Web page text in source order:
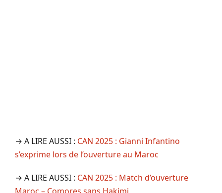
→ A LIRE AUSSI : CAN 2025 : Gianni Infantino
s’exprime lors de l’ouverture au Maroc
→ A LIRE AUSSI : CAN 2025 : Match d’ouverture